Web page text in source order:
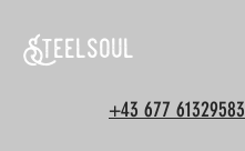
Steelsoul
+43 677 61329583